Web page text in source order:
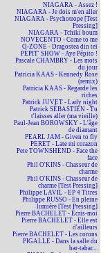
NIAGARA - Assez !
NIAGARA - Je dois m'en aller
NIAGARA - Psychotrope [Test
Pressing]
NIAGARA - Tchiki boum
NOVECENTO - Come to me
O-ZONE - Dragostea din teï
PÉPIT' SHOW - Aye Pépito !
Pascale CHAMBRY - Les mots
du jour
Patricia KAAS - Kennedy Rose
(remix)
Patricia KAAS - Regarde les
riches
Patrick JUVET - Lady night
Patrick SÉBASTIEN - Tu
t'laisses aller (ma vieille)
Paul-Jean BOROWSKY - L'âge
de diamant
PEARL JAM - Given to fly
PERET - Late mi corazon
Pete TOWNSHEND - Face the
face
Phil O'KINS - Chasseur de
charme
Phil O'KINS - Chasseur de
charme [Test Pressing]
Philippe LAVIL - EP 4 Titres
Philippe RUSSO - En pleine
lumière [Test Pressing]
Pierre BACHELET - Écris-moi
Pierre BACHELET - Elle est
d'ailleurs
Pierre BACHELET - Les corons
PIGALLE - Dans la salle du
bar-tabac...